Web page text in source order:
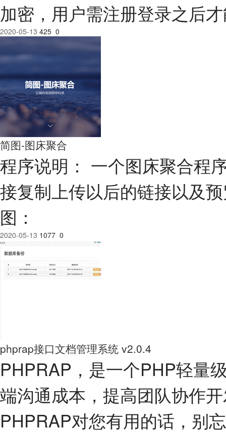
加密，用户需注册登录之后
2020-05-13 425 0
简图-图床聚合
程序说明： 一个图床聚合程
接复制上传以后的链接以及
图：
2020-05-13 1077 0
phprap接口文档管理系统 v2.0.4
PHPRAP，是一个PHP轻量
端沟通成本，提高团队协作
PHPRAP对您有用的话，别